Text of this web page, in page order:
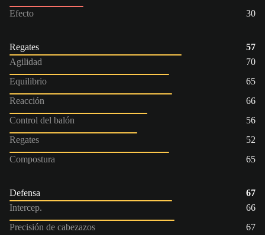
Efecto
30
Regates
57
Agilidad
70
Equilibrio
65
Reacción
66
Control del balón
56
Regates
52
Compostura
65
Defensa
67
Intercep.
66
Precisión de cabezazos
67